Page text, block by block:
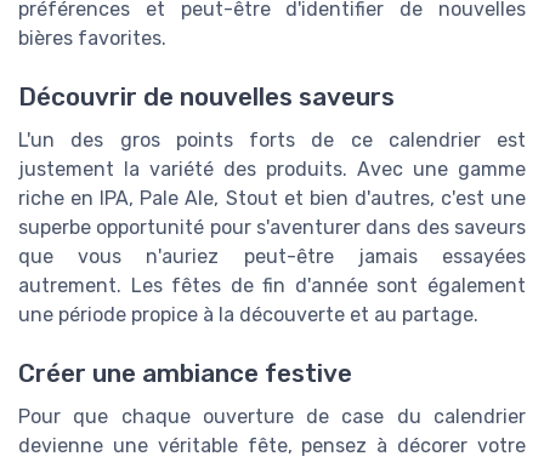
préférences et peut-être d'identifier de nouvelles
bières favorites.
Découvrir de nouvelles saveurs
L'un des gros points forts de ce calendrier est
justement la variété des produits. Avec une gamme
riche en IPA, Pale Ale, Stout et bien d'autres, c'est une
superbe opportunité pour s'aventurer dans des saveurs
que vous n'auriez peut-être jamais essayées
autrement. Les fêtes de fin d'année sont également
une période propice à la découverte et au partage.
Créer une ambiance festive
Pour que chaque ouverture de case du calendrier
devienne une véritable fête, pensez à décorer votre